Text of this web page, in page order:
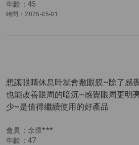
年齡：45
時間：2025-05-01
會員：余懷***
年齡：47
想讓眼睛休息時就會敷眼膜~除了感
也能改善眼周的暗沉~感覺眼周更明
少~是值得繼續使用的好產品